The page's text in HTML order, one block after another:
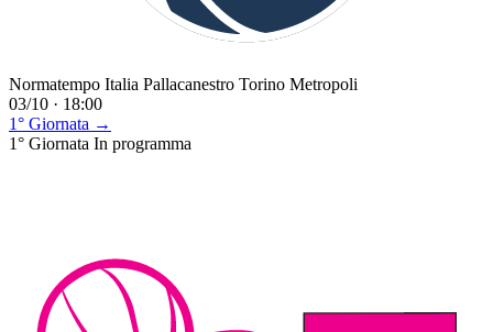
Normatempo Italia Pallacanestro Torino Metropoli
03/10 · 18:00
1° Giornata →
1° Giornata In programma